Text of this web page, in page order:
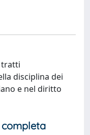
tratti
disciplina dei
e nel diritto
completa